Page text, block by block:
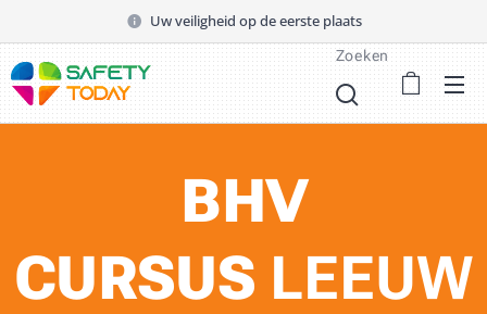
Uw veiligheid op de eerste plaats
Zoeken
BHV
CURSUS LEEUW